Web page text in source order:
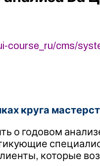
course_ru/cms/
круга
о годовом
которые